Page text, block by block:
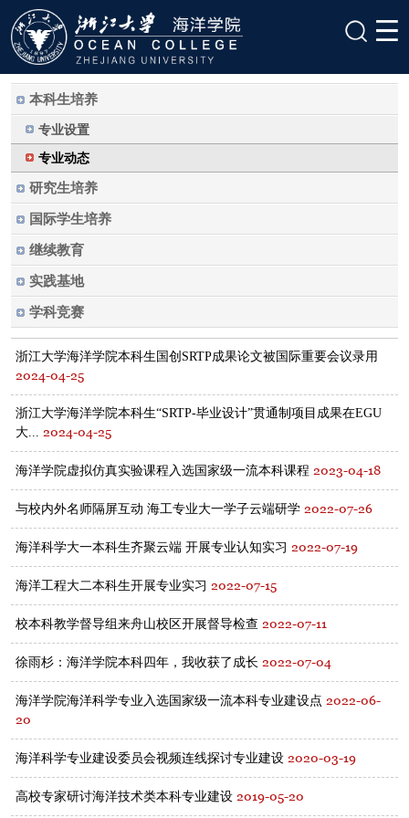
本科生培养
专业设置
专业动态
研究生培养
国际学生培养
继续教育
实践基地
学科竞赛
浙江大学海洋学院本科生国创SRTP成果论文被国际重要会议录用
2024-04-25
浙江大学海洋学院本科生“SRTP-毕业设计”贯通制项目成果在EGU
大... 2024-04-25
海洋学院虚拟仿真实验课程入选国家级一流本科课程 2023-04-18
与校内外名师隔屏互动 海工专业大一学子云端研学 2022-07-26
海洋科学大一本科生齐聚云端 开展专业认知实习 2022-07-19
海洋工程大二本科生开展专业实习 2022-07-15
校本科教学督导组来舟山校区开展督导检查 2022-07-11
徐雨杉：海洋学院本科四年，我收获了成长 2022-07-04
海洋学院海洋科学专业入选国家级一流本科专业建设点 2022-06-
20
海洋科学专业建设委员会视频连线探讨专业建设 2020-03-19
高校专家研讨海洋技术类本科专业建设 2019-05-20